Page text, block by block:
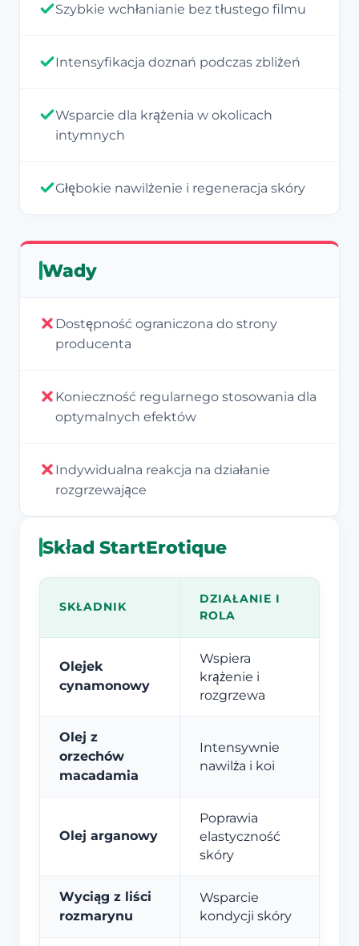
Szybkie wchłanianie bez tłustego filmu
Intensyfikacja doznań podczas zbliżeń
Wsparcie dla krążenia w okolicach
intymnych
Głębokie nawilżenie i regeneracja skóry
Wady
Dostępność ograniczona do strony
producenta
Konieczność regularnego stosowania dla
optymalnych efektów
Indywidualna reakcja na działanie
rozgrzewające
Skład StartErotique
SKŁADNIK
DZIAŁANIE I
ROLA
Olejek
cynamonowy
Wspiera
krążenie i
rozgrzewa
Olej z
orzechów
macadamia
Intensywnie
nawilża i koi
Olej arganowy
Poprawia
elastyczność
skóry
Wyciąg z liści
rozmarynu
Wsparcie
kondycji skóry